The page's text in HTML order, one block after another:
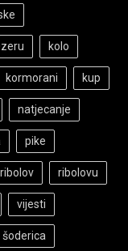
kolo
kormorani kup
natjecanje
pike
ribolov ribolovu
vijesti
šoderica